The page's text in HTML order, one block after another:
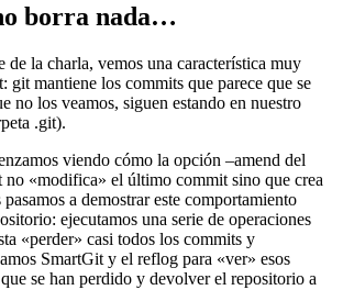
borra nada…
de la charla, vemos una característica muy
git mantiene los commits que parece que se
no los veamos, siguen estando en nuestro
.git).
viendo cómo la opción –amend del
«modifica» el último commit sino que crea
a demostrar este comportamiento
ejecutamos una serie de operaciones
«perder» casi todos los commits y
SmartGit y el reflog para «ver» esos
se han perdido y devolver el repositorio a